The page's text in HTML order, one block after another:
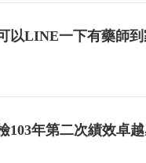
以LINE一下有藥師
103年第二次績效卓